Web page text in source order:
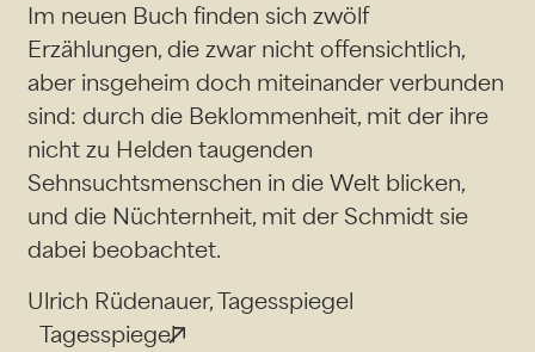
Im neuen Buch finden sich zwölf
Erzählungen, die zwar nicht offensichtlich,
aber insgeheim doch miteinander verbunden
sind: durch die Beklommenheit, mit der ihre
nicht zu Helden taugenden
Sehnsuchtsmenschen in die Welt blicken,
und die Nüchternheit, mit der Schmidt sie
dabei beobachtet.
Ulrich Rüdenauer, Tagesspiegel
Tagesspiegel